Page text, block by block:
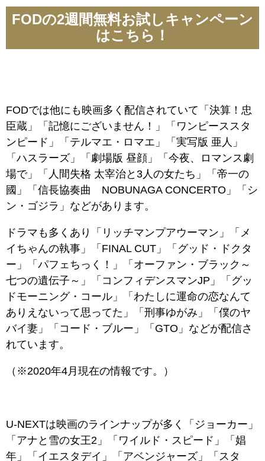
FODの2週間無料お試しキャンペーン
はこちら！
FODでは他にも映画多く配信されていて「決算！忠
臣蔵」「記憶にございません！」「ワンピーススタ
ンピード」「テルマエ・ロマエ」「実写版 亜人」
「ハスラーズ」「劇場版 昼顔」「今夜、ロマンス劇
場で」「人間失格 太宰治と3人の女たち」「帝一の
國」「信長協奏曲 NOBUNAGA CONCERTO」「シ
ン・ゴジラ」などがあります。
ドラマも多くあり「リッチマンプアウーマン」「メ
イちゃんの執事」「FINAL CUT」「グッド・ドクタ
ー」「パフェちっく！」「オーファン・ブラック～
七つの遺伝子～」「コンフィデンスマンJP」「グッ
ドモーニング・コール」「わたしに運命の恋なんて
ありえないって思ってた」「刑事ゆがみ」「僕のヤ
バイ妻」「コード・ブルー」「GTO」などが配信さ
れています。
（※2020年4月現在の情報です。）
U-NEXTは映画のラインナップが多く「ジョーカー」
「アナと雪の女王2」「ワイルド・スピード」「娼
年」「イエスタデイ」「アベンジャーズ」「スタ